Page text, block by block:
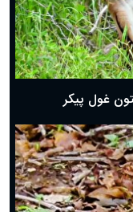
غول پیکر